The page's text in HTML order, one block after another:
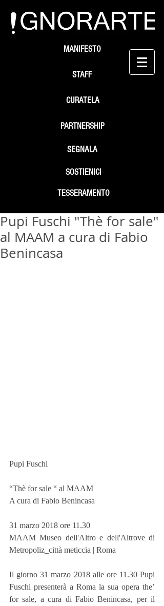
STAFF
SEGNALA
SOSTIENICI
MANIFESTO
PARTNERSHIP
TESSERAMENTO
CURATELA
Pupi Fuschi "Thè for sale"
al MAAM a cura di Fabio
Benincasa
Pupi Fuschi
“Thè for sale “ al MAAM
A cura di Fabio Benincasa
31 marzo 2018 ore 11.30
MAAM Museo dell'Altro e dell'Altrove di
Metropoliz_città meticcia | Roma
Il giorno 31 marzo 2018 alle ore 11.30 Pupi
Fuschi presenterà a Roma la sua opera the’
for sale, a cura di Fabio Benincasa, per il